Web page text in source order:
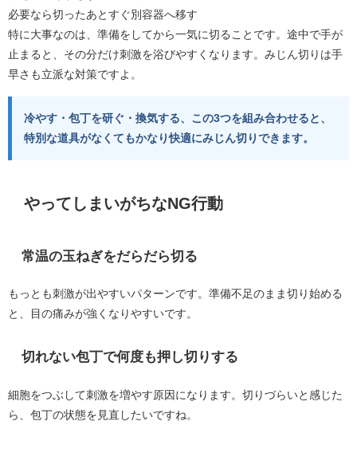
必要なら切ったあとすぐ別容器へ移す
特に大事なのは、準備をしてから一気に切ることです。途中で手が
止まると、その分だけ刺激を浴びやすくなります。みじん切りは手
早さも立派な対策ですよ。
冷やす・包丁を研ぐ・換気する、この3つを組み合わせると、
特別な道具がなくてもかなり快適にみじん切りできます。
やってしまいがちなNG行動
常温の玉ねぎをだらだら切る
もっとも刺激が出やすいパターンです。準備不足のまま切り始める
と、目の痛みが強くなりやすいです。
切れない包丁で何度も押し切りする
細胞をつぶして刺激を増やす原因になります。切りづらいと感じた
ら、包丁の状態を見直したいですね。